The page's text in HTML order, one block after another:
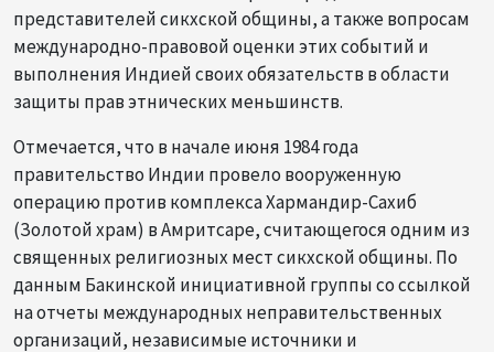
представителей сикхской общины, а также вопросам
международно-правовой оценки этих событий и
выполнения Индией своих обязательств в области
защиты прав этнических меньшинств.
Отмечается, что в начале июня 1984 года
правительство Индии провело вооруженную
операцию против комплекса Хармандир-Сахиб
(Золотой храм) в Амритсаре, считающегося одним из
священных религиозных мест сикхской общины. По
данным Бакинской инициативной группы со ссылкой
на отчеты международных неправительственных
организаций, независимые источники и